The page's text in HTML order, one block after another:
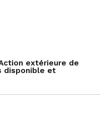
extérieure de
disponible et